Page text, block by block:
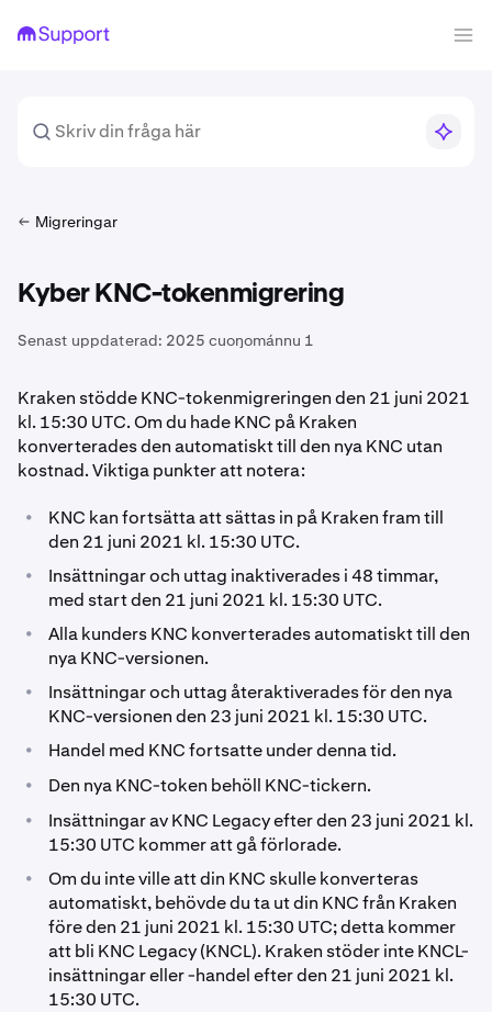
Migreringar
Kyber KNC-tokenmigrering
Senast uppdaterad: 2025 cuoŋománnu 1
Kraken stödde KNC-tokenmigreringen den 21 juni 2021
kl. 15:30 UTC. Om du hade KNC på Kraken
konverterades den automatiskt till den nya KNC utan
kostnad. Viktiga punkter att notera:
•
KNC kan fortsätta att sättas in på Kraken fram till
den 21 juni 2021 kl. 15:30 UTC.
•
Insättningar och uttag inaktiverades i 48 timmar,
med start den 21 juni 2021 kl. 15:30 UTC.
•
Alla kunders KNC konverterades automatiskt till den
nya KNC-versionen.
•
Insättningar och uttag återaktiverades för den nya
KNC-versionen den 23 juni 2021 kl. 15:30 UTC.
• Handel med KNC fortsatte under denna tid.
• Den nya KNC-token behöll KNC-tickern.
•
Insättningar av KNC Legacy efter den 23 juni 2021 kl.
15:30 UTC kommer att gå förlorade.
•
Om du inte ville att din KNC skulle konverteras
automatiskt, behövde du ta ut din KNC från Kraken
före den 21 juni 2021 kl. 15:30 UTC; detta kommer
att bli KNC Legacy (KNCL). Kraken stöder inte KNCL-
insättningar eller -handel efter den 21 juni 2021 kl.
15:30 UTC.